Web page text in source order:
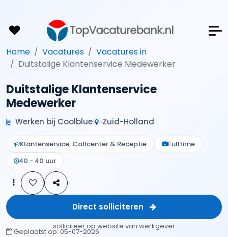
Home Vacatures
Vacatures in
Duitstalige Klantenservice Medewerker
Duitstalige Klantenservice
Medewerker
Werken bij Coolblue Zuid-Holland
Klantenservice, Callcenter & Receptie
Fulltime
40 - 40 uur
Direct solliciteren
solliciteer op website van werkgever
Geplaatst op:05-07-2026